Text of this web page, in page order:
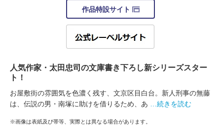
作品特設サイト
人気作家・太田忠司の文庫書き下ろし新シリーズスター
ト！
お屋敷街の雰囲気を色濃く残す、文京区目白台。新人刑事の無藤
は、伝説の男・南塚に助けを借りるため、あ
…続きを読む
※画像は表紙及び帯等、実際とは異なる場合があります。